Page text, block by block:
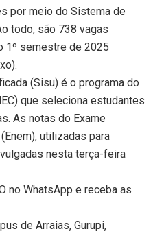
por meio do Sistema de
todo, são 738 vagas
1º semestre de 2025
(Sisu) é o programa do
que seleciona estudantes
As notas do Exame
utilizadas para
nesta terça-feira
no WhatsApp e receba as
de Arraias, Gurupi,